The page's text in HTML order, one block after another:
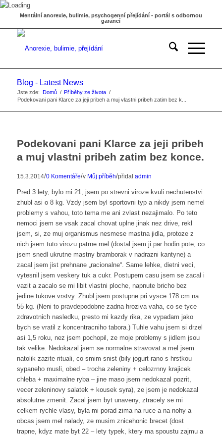
Mentální anorexie, bulimie, psychogenní přejídání - portál s odbornou
garancí
Blog - Latest News
Jste zde: Domů / Příběhy ze života /
Podekovani pani Klarce za jeji pribeh a muj vlastni pribeh zatim bez k...
Podekovani pani Klarce za jeji pribeh
a muj vlastni pribeh zatim bez konce.
15.3.2014/0 Komentáře/v Můj příběh/přidal admin
Pred 3 lety, bylo mi 21, jsem po strevni viroze kvuli nechutenstvi
zhubl asi o 8 kg. Vzdy jsem byl sportovni typ a nikdy jsem nemel
problemy s vahou, toto tema me ani zvlast nezajimalo. Po teto
nemoci jsem se vsak zacal chovat uplne jinak nez drive, rekl
jsem, si, ze muj organismus nesmese mastna jidla, protoze z
nich jsem tuto virozu patrne mel (dostal jsem ji par hodin pote, co
jsem snedl ukrutne mastny bramborak v nadrazni kantyne) a
zacal jsem jist prehnane „racionalne“. Same lehke, dietni veci,
vytesnil jsem veskery tuk a cukr. Postupem casu jsem se zacal i
vazit a zacalo se mi libit vlastni ploche, napnute bricho bez
jedine tukove vrstvy. Zhubl jsem postupne pri vysce 178 cm na
55 kg. (Neni to pravdepodobne zadna hroziva vaha, co se tyce
zdravotnich nasledku, presto mi kazdy rika, ze vypadam jako
bych se vratil z koncentracniho tabora.) Tuhle vahu jsem si drzel
asi 1,5 roku, nez jsem pochopil, ze moje problemy s jidlem jsou
tak velike. Nedokazal jsem se normalne stravovat a mel jsem
natolik zazite rituali, co smim snist (bily jogurt rano s hrstkou
sypaneho musli, obed – trocha zeleniny + celozrnny krajicek
chleba + maximalne ryba – jine maso jsem nedokazal pozrit,
vecer zeleninovy salatek + kousek syra), ze jsem je nedokazal
absolutne zmenit. Zacal jsem byt unaveny, ztracely se mi
celkem rychle vlasy, byla mi porad zima na ruce a na nohy a
obcas jsem mel nalady, ze musim znicehonic brecet (dost
trapne, kdyz mate byt 22 – lety typek, ktery ma spoustu zajmu a